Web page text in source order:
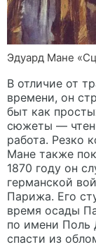
Эдуард Мане
В отличие от
времени, он
быт как
сюжеты —
работа. Резко
Мане также
1870 году он
германской
Парижа. Его
время осады
по имени Поль
спасти из